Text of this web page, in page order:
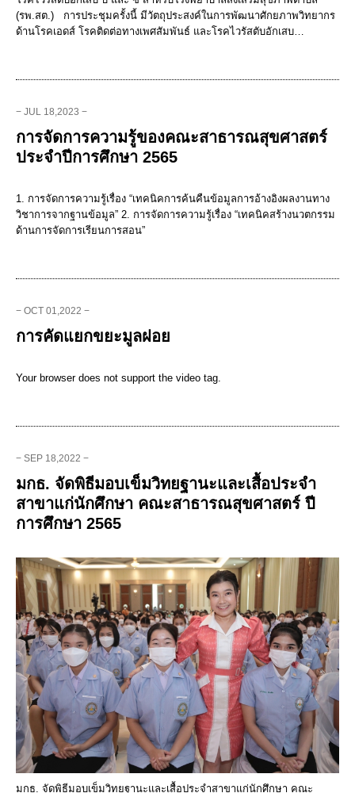
(รพ.สต.) การประชุมครั้งนี้ มีวัตถุประสงค์ในการพัฒนาศักยภาพวิทยากร
ด้านโรคเอดส์ โรคติดต่อทางเพศสัมพันธ์ และโรคไวรัสตับอักเสบ…
− JUL 18,2023 −
การจัดการความรู้ของคณะสาธารณสุขศาสตร์
ประจำปีการศึกษา 2565
1. การจัดการความรู้เรื่อง “เทคนิคการค้นคืนข้อมูลการอ้างอิงผลงานทาง
วิชาการจากฐานข้อมูล” 2. การจัดการความรู้เรื่อง “เทคนิคสร้างนวตกรรม
ด้านการจัดการเรียนการสอน”
− OCT 01,2022 −
การคัดแยกขยะมูลฝอย
Your browser does not support the video tag.
− SEP 18,2022 −
มกธ. จัดพิธีมอบเข็มวิทยฐานะและเสื้อประจำ
สาขาแก่นักศึกษา คณะสาธารณสุขศาสตร์ ปี
การศึกษา 2565
มกธ. จัดพิธีมอบเข็มวิทยฐานะและเสื้อประจำสาขาแก่นักศึกษา คณะ